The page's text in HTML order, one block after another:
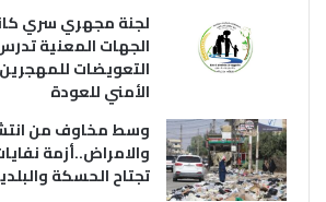
لجنة مجهري سري
الجهات المعنية
التعويضات
الأمني للعودة
وسط مخاوف من
والامراض..أزمة
تجتاح الحسكة